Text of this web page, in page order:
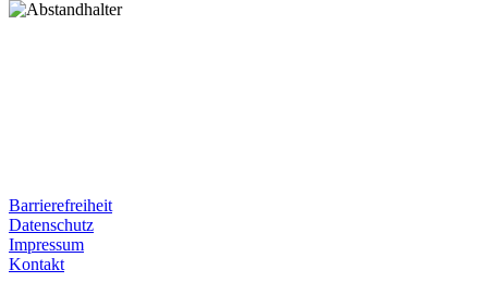
Barrierefreiheit
Datenschutz
Impressum
Kontakt